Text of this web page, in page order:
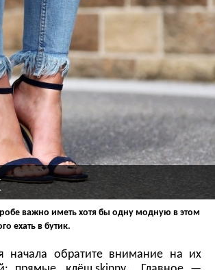
важно иметь хотя бы одну модную в этом
ехать в бутик.
обратите внимание на их